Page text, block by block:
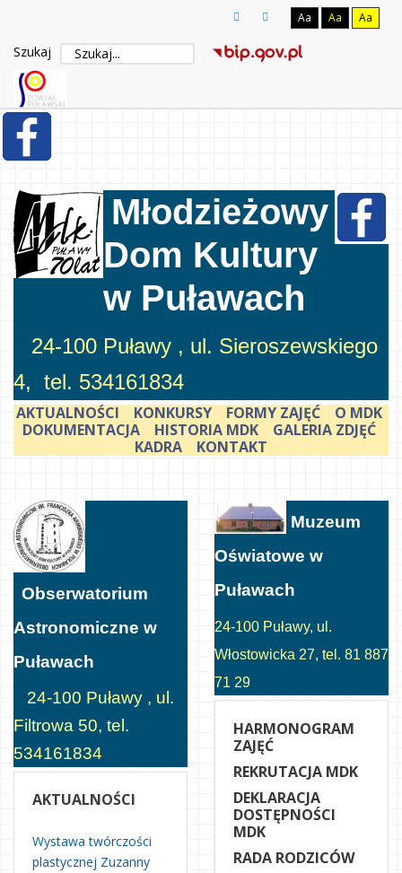
Aa Aa Aa
Szukaj
Młodzieżowy
Dom Kultury
w Puławach
24-100 Puławy , ul. Sieroszewskiego
4, tel. 534161834
AKTUALNOŚCI KONKURSY FORMY ZAJĘĆ
O MDK
DOKUMENTACJA
HISTORIA MDK
GALERIA ZDJĘĆ
KADRA
KONTAKT
Obserwatorium
Astronomiczne w
Puławach
24-100 Puławy , ul.
Filtrowa 50, tel.
534161834
AKTUALNOŚCI
Wystawa twórczości
plastycznej Zuzanny
Muzeum
Oświatowe w
Puławach
24-100 Puławy, ul.
Włostowicka 27, tel. 81 887
71 29
HARMONOGRAM
ZAJĘĆ
REKRUTACJA MDK
DEKLARACJA
DOSTĘPNOŚCI
MDK
RADA RODZICÓW